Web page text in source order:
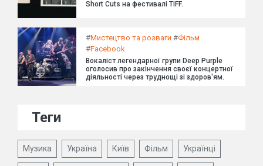
Short Cuts на фестивалі TIFF.
#Мистецтво та розваги #Фільм
#Facebook
Вокаліст легендарної групи Deep Purple
оголосив про закінчення своєї концертної
діяльності через труднощі зі здоров'ям.
Теги
Музика Україна Київ Фільм Українці